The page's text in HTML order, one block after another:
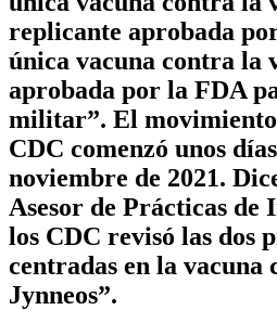
replicante aprobada
única vacuna contra la
aprobada por la FDA
militar”. El
CDC comenzó unos
noviembre de 2021.
Asesor de Prácticas de
los CDC revisó las dos
centradas en la
Jynneos”.